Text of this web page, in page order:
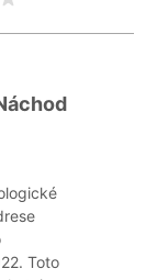
Toto